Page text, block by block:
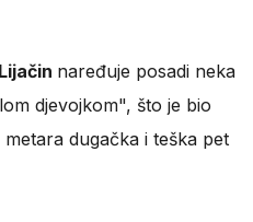
naređuje posadi neka
djevojkom", što je bio
dugačka i teška pet